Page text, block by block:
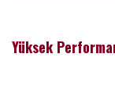
Yüksek